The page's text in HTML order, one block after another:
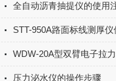
全自动沥青抽提仪的使用
STT-950A路面标线测厚仪
WDW-20A型双臂电子拉力
压力泌水仪的操作步骤